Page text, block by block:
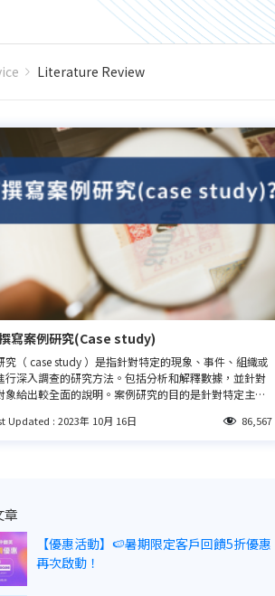
Literature Review
寫案例研究(Case study)
究（ case study ）是指針對特定的現象、事件、組織或
行深入調查的研究方法。包括分析和解釋數據，並針對
象給出較全面的說明。案例研究的目的是針對特定主題
如何撰寫案例研究。
Updated : 2023年 10月 16日 86,567
章
【優惠活動】🍉暑期限定客戶回饋5折優惠
再次啟動！